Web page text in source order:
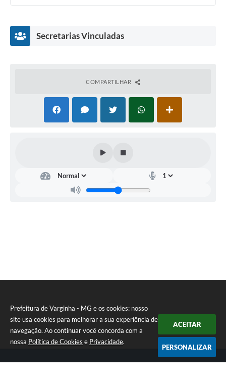
Prefeitura de Varginha - MG e os cookies: nosso
site usa cookies para melhorar a sua experiência de
navegação. Ao continuar você concorda com a
nossa Política de Cookies e Privacidade.
ACEITAR
PERSONALIZAR
Secretarias Vinculadas
Municipal
COMPARTILHAR